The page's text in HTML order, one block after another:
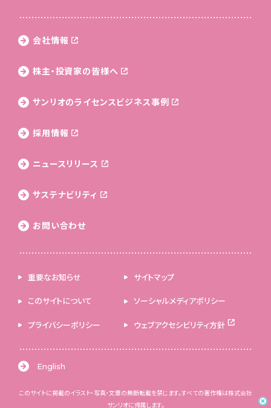
会社情報
株主・投資家の皆様へ
サンリオのライセンスビジネス事例
採用情報
ニュースリリース
サステナビリティ
お問い合わせ
重要なお知らせ サイトマップ
このサイトについて ソーシャルメディアポリシー
プライバシーポリシー ウェブアクセシビリティ方針
English
このサイトに掲載のイラスト・写真・文章の無断転載を禁じます。すべての著作権は株式会社
サンリオに帰属します。